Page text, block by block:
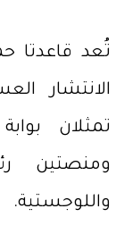
تُعد
الانتشار
تمثلان
ومنصتين
واللوجستية.